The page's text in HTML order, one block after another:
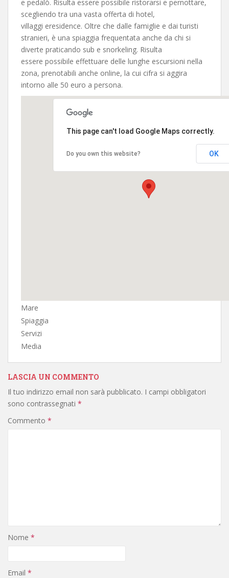
e pedalò. Risulta essere possibile ristorarsi e pernottare,
scegliendo tra una vasta offerta di hotel,
villaggi eresidence. Oltre che dalle famiglie e dai turisti
stranieri, è una spiaggia frequentata anche da chi si
diverte praticando sub e snorkeling. Risulta
essere possibile effettuare delle lunghe escursioni nella
zona, prenotabili anche online, la cui cifra si aggira
intorno alle 50 euro a persona.
This page can't load Google Maps correctly.
Do you own this website? OK
Mare
Spiaggia
Servizi
Media
LASCIA UN COMMENTO
Il tuo indirizzo email non sarà pubblicato. I campi obbligatori
sono contrassegnati *
Commento *
Nome *
Email *